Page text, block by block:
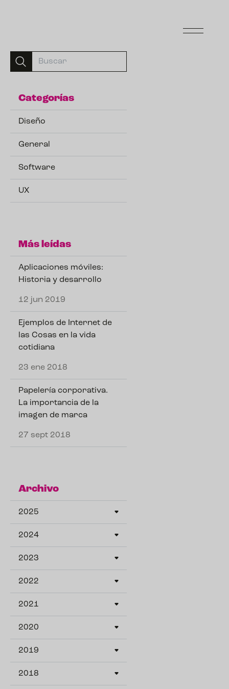
Categorías
Diseño
General
Software
UX
Más leídas
Aplicaciones móviles:
Historia y desarrollo
12 jun 2019
Ejemplos de Internet de
las Cosas en la vida
cotidiana
23 ene 2018
Papelería corporativa.
La importancia de la
imagen de marca
27 sept 2018
Archivo
2025
2024
2023
2022
2021
2020
2019
2018